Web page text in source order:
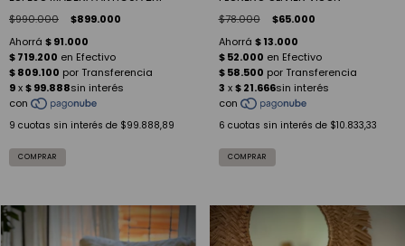
$990.000 $899.000
9 cuotas sin interés de $99.888,89
$78.000 $65.000
6 cuotas sin interés de $10.833,33